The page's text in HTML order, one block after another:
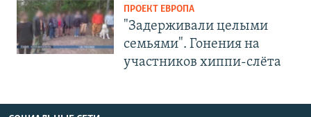
ПРОЕКТ ЕВРОПА
"Задерживали целыми
семьями". Гонения на
участников хиппи-слёта